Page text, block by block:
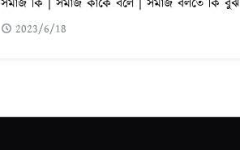
2023/6/18